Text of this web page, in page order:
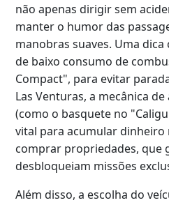
não apenas dirigir sem
manter o humor das
manobras suaves. Uma
de baixo consumo de
Compact", para evitar
Las Venturas, a mecânica
(como o basquete no
vital para acumular dinheiro
comprar propriedades, que
desbloqueiam missões
Além disso, a escolha do